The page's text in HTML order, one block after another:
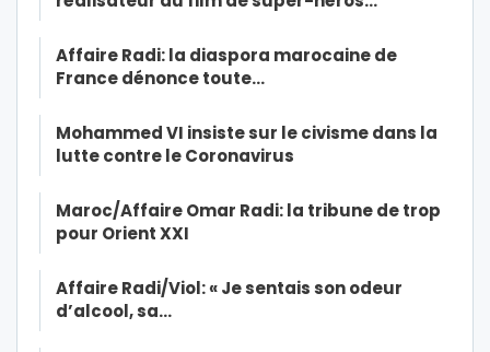
Affaire Radi: la diaspora marocaine de
France dénonce toute…
Mohammed VI insiste sur le civisme dans la
lutte contre le Coronavirus
Maroc/Affaire Omar Radi: la tribune de trop
pour Orient XXI
Affaire Radi/Viol: « Je sentais son odeur
d’alcool, sa…